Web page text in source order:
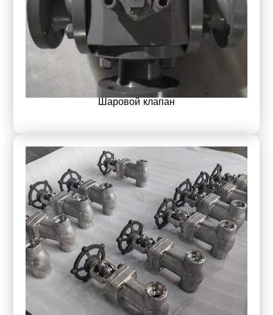
Шаровой клапан